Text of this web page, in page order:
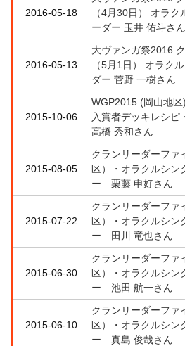
2016-05-18
（4月30日） オラ
ーダー 玉井 佑斗さん
2016-05-13
大ヴァンガ祭2016
（5月1日） オラク
ダー 菅野 一樹さん
2015-10-06
WGP2015 (岡山地
入賞者デッキレシ
高橋 秀和さん
2015-08-05
クランリーダーファ
区）・オラクルシン
ー 栗藤 申好さん
2015-07-22
クランリーダーファ
区）・オラクルシン
ー 田川 竜也さん
2015-06-30
クランリーダーファ
区）・オラクルシン
ー 池田 航一さん
2015-06-10
クランリーダーファ
区）・オラクルシン
ー 真島 俊哉さん